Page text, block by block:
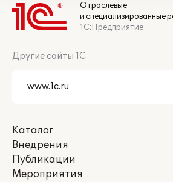
Отраслевые
и специализированные
1С:Предприятие
Другие сайты 1С
Каталог
Внедрения
Публикации
Мероприятия